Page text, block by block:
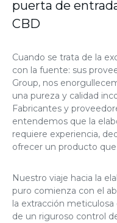
puerta de
CBD
Cuando se trata de la
con la fuente: sus
Group, nos
una pureza y calidad
Fabricantes y
entendemos que la
requiere experiencia,
ofrecer un producto
Nuestro viaje hacia la
puro comienza con el
la extracción meticulosa
de un riguroso control